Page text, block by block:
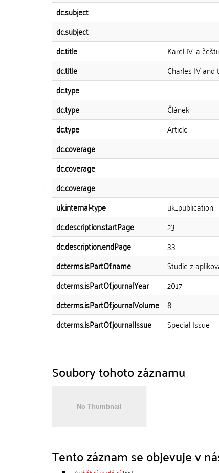
dc.subject
dc.subject
dc.title
Karel IV. a
dc.title
Charles IV
dc.type
dc.type
Článek
dc.type
Article
dc.coverage
dc.coverage
dc.coverage
uk.internal-type
uk_publication
dc.description.startPage
23
dc.description.endPage
33
dcterms.isPartOf.name
Studie z
dcterms.isPartOf.journalYear
2017
dcterms.isPartOf.journalVolume 8
dcterms.isPartOf.journalIssue
Special Issue
Soubory tohoto záznamu
Tento záznam se objevuje v